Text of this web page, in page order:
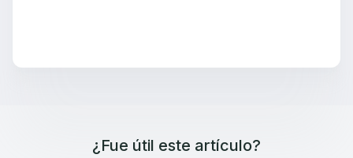
¿Fue útil este artículo?